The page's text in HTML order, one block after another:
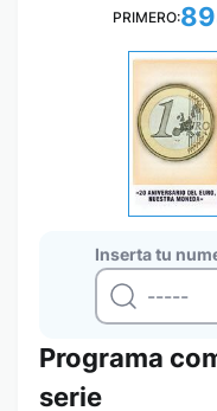
PRIMERO:
Inserta tu
Programa
serie